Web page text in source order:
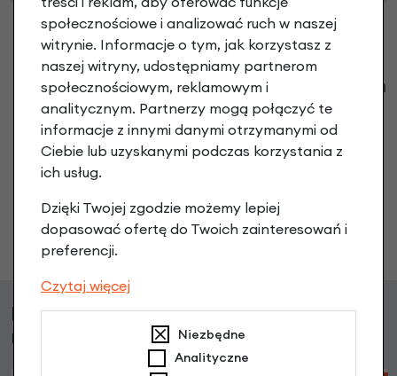
Klienci zadali następujące pytania o ten
produkt
Nikt wcześniej niemiał pytań do tego produktu? A Ty o
Zadaj pytanie
Klienci, którzy kupili ten produkt wybrali
również
społecznościowe i analizować ruch w naszej
witrynie. Informacje o tym, jak korzystasz z
naszej witryny, udostępniamy partnerom
społecznościowym, reklamowym i
analitycznym. Partnerzy mogą połączyć te
informacje z innymi danymi otrzymanymi od
Ciebie lub uzyskanymi podczas korzystania z
ich usług.
Dzięki Twojej zgodzie możemy lepiej
dopasować ofertę do Twoich zainteresowań i
preferencji.
Czytaj więcej
Niezbędne
Analityczne